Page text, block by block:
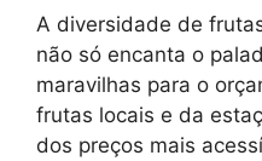
A diversidade de
não só encanta o
maravilhas para o
frutas locais e da
dos preços mais